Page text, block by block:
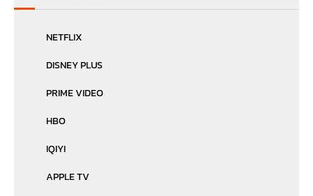
NETFLIX
DISNEY PLUS
PRIME VIDEO
HBO
IQIYI
APPLE TV